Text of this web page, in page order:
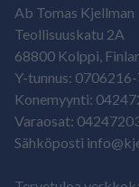
Ab Tomas Kjellman
Teollisuuskatu 2A
68800 Kolppi,
Y-tunnus:
Konemyynti:
Varaosat:
Sähköposti